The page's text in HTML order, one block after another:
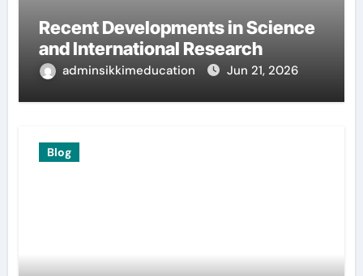
Recent Developments in Science
and International Research
adminsikkimeducation Jun 21, 2026
Blog